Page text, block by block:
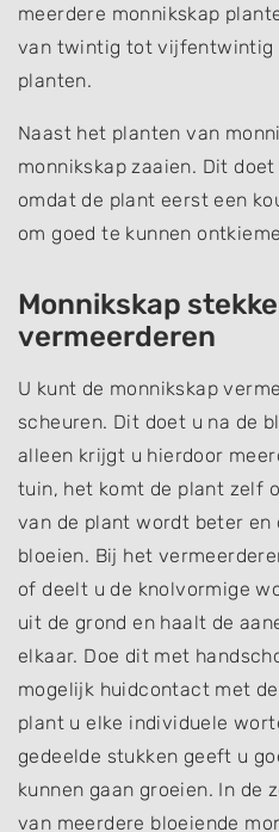
meerdere monnikskap
van twintig tot vijfentwintig
planten.
Naast het planten van
monnikskap zaaien. Dit
omdat de plant eerst een
om goed te kunnen
Monnikskap
vermeerderen
U kunt de monnikskap
scheuren. Dit doet u na de
alleen krijgt u hierdoor
tuin, het komt de plant zelf
van de plant wordt beter en
bloeien. Bij het
of deelt u de knolvormige
uit de grond en haalt de
elkaar. Doe dit met
mogelijk huidcontact met
plant u elke individuele
gedeelde stukken geeft u
kunnen gaan groeien. In de
van meerdere bloeiende